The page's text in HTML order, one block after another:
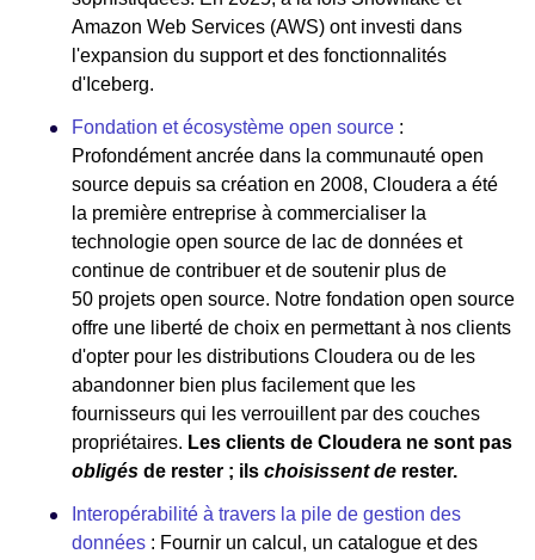
Amazon Web Services (AWS) ont investi dans
l'expansion du support et des fonctionnalités
d'Iceberg.
Fondation et écosystème open source :
Profondément ancrée dans la communauté open
source depuis sa création en 2008, Cloudera a été
la première entreprise à commercialiser la
technologie open source de lac de données et
continue de contribuer et de soutenir plus de
50 projets open source. Notre fondation open source
offre une liberté de choix en permettant à nos clients
d'opter pour les distributions Cloudera ou de les
abandonner bien plus facilement que les
fournisseurs qui les verrouillent par des couches
propriétaires. Les clients de Cloudera ne sont pas
obligés de rester ; ils choisissent de rester.
Interopérabilité à travers la pile de gestion des
données : Fournir un calcul, un catalogue et des